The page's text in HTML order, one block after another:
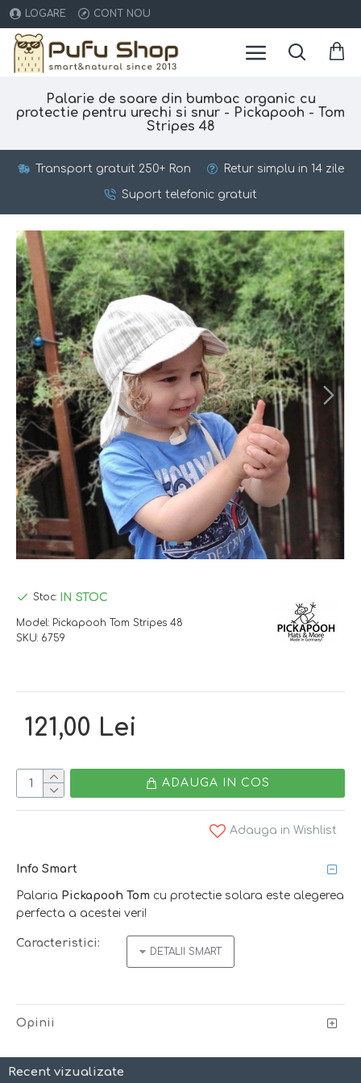
LOGARE CONT NOU
Palarie de soare din bumbac organic cu
protectie pentru urechi si snur - Pickapooh - Tom
Stripes 48
Transport gratuit 250+ Ron Retur simplu in 14 zile
Suport telefonic gratuit
121,00 Lei
Stoc: IN STOC
Model: Pickapooh Tom Stripes 48
SKU: 6759
ADAUGA IN COS
Adauga in Wishlist
Info Smart
Palaria Pickapooh Tom cu protectie solara este alegerea
perfecta a acestei veri!
Caracteristici:
- protectie sporita la spate, fiind mai lunga decat in fata,
-protectie suplimentara a urechilor
Opinii
Recent vizualizate